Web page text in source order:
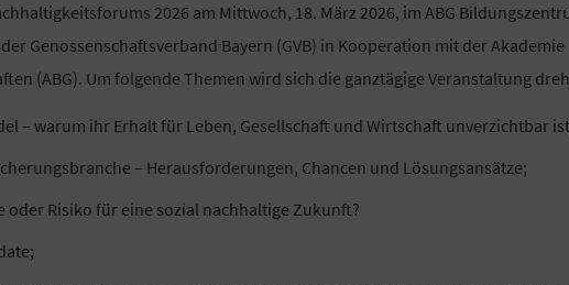
2026 am Mittwoch, 18. März 2026, im ABG
Genossenschaftsverband Bayern (GVB) in Kooperation mit der Akademie
(ABG). Um folgende Themen wird sich die ganztägige Veranstaltung
– warum ihr Erhalt für Leben, Gesellschaft und Wirtschaft unverzichtbar
– Herausforderungen, Chancen und Lösungsansätze;
oder Risiko für eine sozial nachhaltige Zukunft?